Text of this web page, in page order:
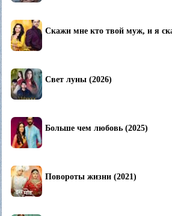
Скажи мне кто твой муж, и я
Свет луны (2026)
Больше чем любовь (2025)
Повороты жизни (2021)